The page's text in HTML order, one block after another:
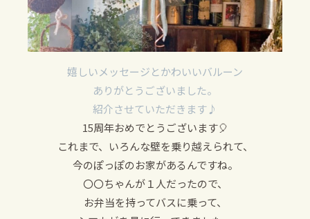
嬉しいメッセージとかわいいバルーン
ありがとうございました。
紹介させていただきます♪
15周年おめでとうございます🎈
これまで、いろんな壁を乗り越えられて、
今のぽっぽのお家があるんですね。
〇〇ちゃんが１人だったので、
お弁当を持ってバスに乗って、